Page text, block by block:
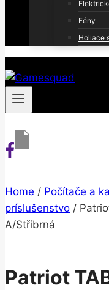
Fény
Holiace
Home / Počítače a
príslušenstvo /
A/Stříbrná
Patriot